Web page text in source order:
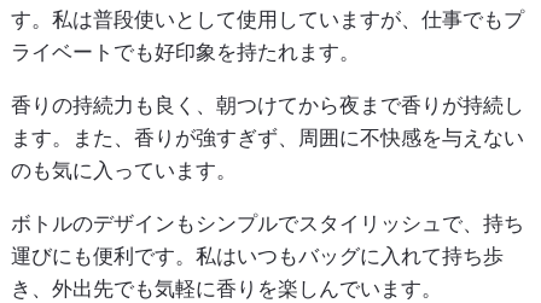
す。私は普段使いとして使用していますが、仕事でもプ
ライベートでも好印象を持たれます。
香りの持続力も良く、朝つけてから夜まで香りが持続し
ます。また、香りが強すぎず、周囲に不快感を与えない
のも気に入っています。
ボトルのデザインもシンプルでスタイリッシュで、持ち
運びにも便利です。私はいつもバッグに入れて持ち歩
き、外出先でも気軽に香りを楽しんでいます。